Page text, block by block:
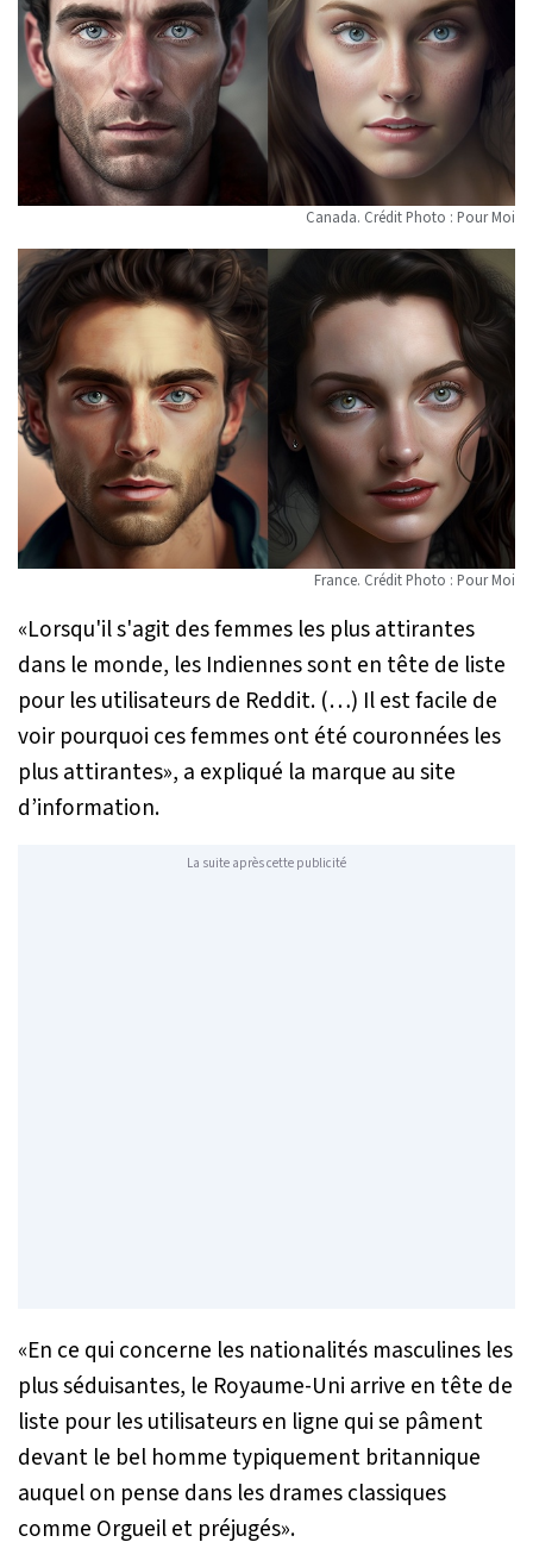
Canada. Crédit Photo : Pour Moi
France. Crédit Photo : Pour Moi
«Lorsqu'il s'agit des femmes les plus attirantes
dans le monde, les Indiennes sont en tête de liste
pour les utilisateurs de Reddit. (…) Il est facile de
voir pourquoi ces femmes ont été couronnées les
plus attirantes», a expliqué la marque au site
d’information.
La suite après cette publicité
«En ce qui concerne les nationalités masculines les
plus séduisantes, le Royaume-Uni arrive en tête de
liste pour les utilisateurs en ligne qui se pâment
devant le bel homme typiquement britannique
auquel on pense dans les drames classiques
comme Orgueil et préjugés».